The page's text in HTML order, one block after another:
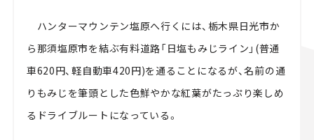
ハンターマウンテン塩原へ行くには、栃木県日光市か
ら那須塩原市を結ぶ有料道路「日塩もみじライン」(普通
車620円、軽自動車420円)を通ることになるが、名前の通
りもみじを筆頭とした色鮮やかな紅葉がたっぷり楽しめ
るドライブルートになっている。